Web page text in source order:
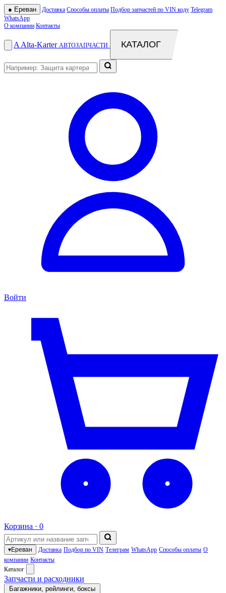
● Ереван Доставка Способы оплаты Подбор запчастей по VIN коду Telegram
WhatsApp
О компании Контакты
A Alta-Karter АВТОЗАПЧАСТИ КАТАЛОГ
Войти
Корзина · 0
▾Ереван Доставка Подбор по VIN Телеграм WhatsApp Способы оплаты О
компании Контакты
Каталог
Запчасти и расходники
Багажники, рейлинги, боксы